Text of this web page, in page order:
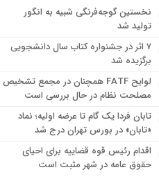
نفت رسیده است
اولیه تابان فردا (بزرگترین عرضه اولیه
بورس) از نگاهی دیگر
موانع صادرات برق
نخستین گوجه‌فرنگی شبیه به انگور
تولید شد
۷ اثر در جشنواره کتاب سال دانشجویی
برگزیده شد
لوایح FATF همچنان در مجمع تشخیص
مصلحت نظام در حال بررسی است
تابان فردا یک گام تا عرضه اولیه؛ نماد
«تابان» در بورس تهران درج شد
اقدام رئیس قوه قضاییه برای احیای
حقوق عامه در شهر مثبت است